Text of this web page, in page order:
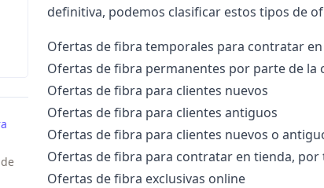
definitiva, podemos clasificar estos tipos de
Ofertas de fibra temporales para contratar
Ofertas de fibra permanentes por parte de la
Ofertas de fibra para clientes nuevos
Ofertas de fibra para clientes antiguos
Ofertas de fibra para clientes nuevos o
Ofertas de fibra para contratar en tienda,
Ofertas de fibra exclusivas online